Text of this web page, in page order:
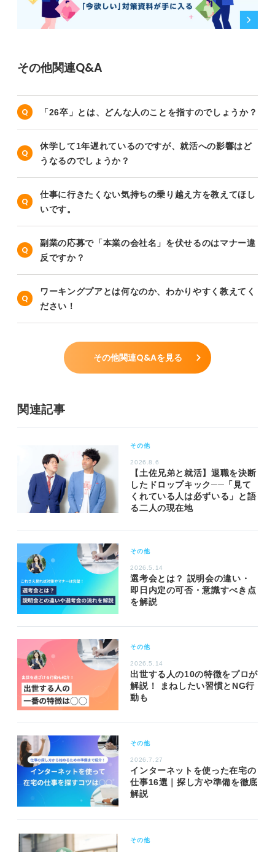
その他関連Q&A
「26卒」とは、どんな人のことを指すのでしょうか？
休学して1年遅れているのですが、就活への影響はど
うなるのでしょうか？
仕事に行きたくない気持ちの乗り越え方を教えてほし
いです。
副業の応募で「本業の会社名」を伏せるのはマナー違
反ですか？
ワーキングプアとは何なのか、わかりやすく教えてく
ださい！
その他関連Q&Aを見る
関連記事
その他
2026.8.6
【土佐兄弟と就活】退職を決断
したドロップキック──「見て
くれている人は必ずいる」と語
る二人の現在地
その他
2026.5.14
選考会とは？ 説明会の違い・
即日内定の可否・意識すべき点
を解説
その他
2026.5.14
出世する人の10の特徴をプロが
解説！ まねしたい習慣とNG行
動も
その他
2026.7.27
インターネットを使った在宅の
仕事16選｜探し方や準備を徹底
解説
その他